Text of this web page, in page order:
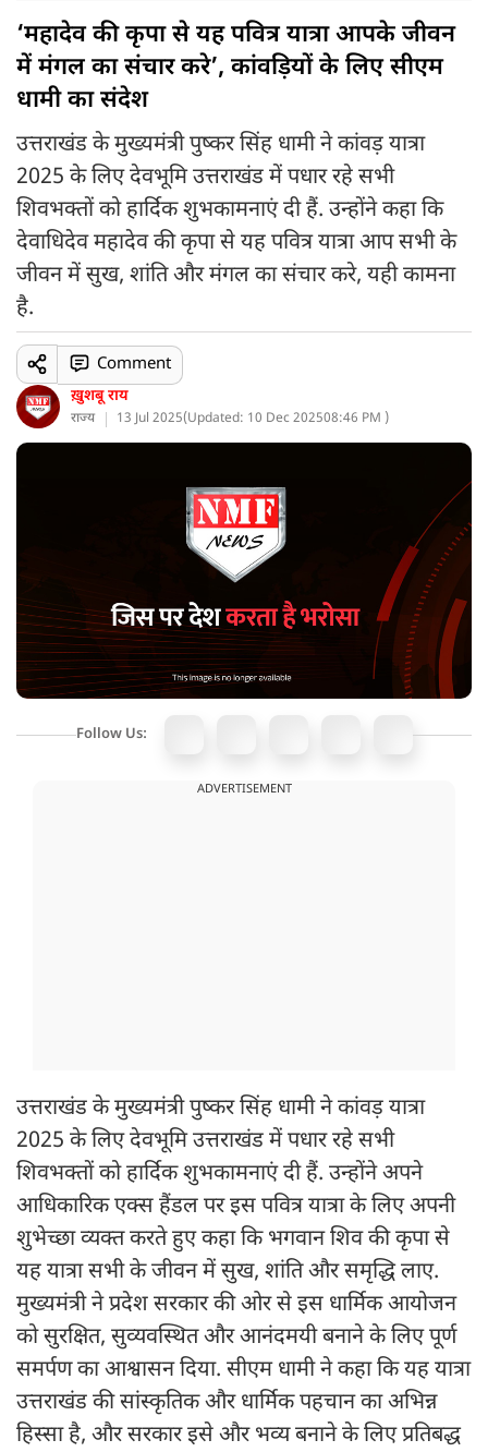
‘महादेव की कृपा से यह पवित्र यात्रा आपके जीवन
में मंगल का संचार करे’, कांवड़ियों के लिए सीएम
धामी का संदेश
उत्तराखंड के मुख्यमंत्री पुष्कर सिंह धामी ने कांवड़ यात्रा
2025 के लिए देवभूमि उत्तराखंड में पधार रहे सभी
शिवभक्तों को हार्दिक शुभकामनाएं दी हैं. उन्होंने कहा कि
देवाधिदेव महादेव की कृपा से यह पवित्र यात्रा आप सभी के
जीवन में सुख, शांति और मंगल का संचार करे, यही कामना
है.
ख़ुशबू राय
राज्य 13 Jul 2025(Updated: 10 Dec 202508:46 PM )
Comment
Follow Us:
ADVERTISEMENT
उत्तराखंड के मुख्यमंत्री पुष्कर सिंह धामी ने कांवड़ यात्रा
2025 के लिए देवभूमि उत्तराखंड में पधार रहे सभी
शिवभक्तों को हार्दिक शुभकामनाएं दी हैं. उन्होंने अपने
आधिकारिक एक्स हैंडल पर इस पवित्र यात्रा के लिए अपनी
शुभेच्छा व्यक्त करते हुए कहा कि भगवान शिव की कृपा से
यह यात्रा सभी के जीवन में सुख, शांति और समृद्धि लाए.
मुख्यमंत्री ने प्रदेश सरकार की ओर से इस धार्मिक आयोजन
को सुरक्षित, सुव्यवस्थित और आनंदमयी बनाने के लिए पूर्ण
समर्पण का आश्वासन दिया. सीएम धामी ने कहा कि यह यात्रा
उत्तराखंड की सांस्कृतिक और धार्मिक पहचान का अभिन्न
हिस्सा है, और सरकार इसे और भव्य बनाने के लिए प्रतिबद्ध